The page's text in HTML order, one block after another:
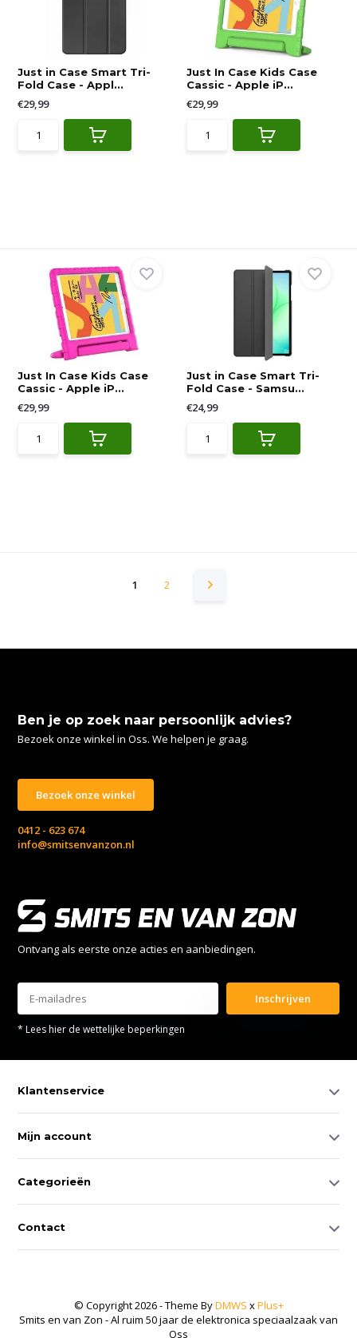
Just in Case Smart Tri-
Fold Case - Appl...
€29,99
Just In Case Kids Case
Cassic - Apple iP...
€29,99
Just In Case Kids Case
Cassic - Apple iP...
€29,99
Just in Case Smart Tri-
Fold Case - Samsu...
€24,99
1 2
Ben je op zoek naar persoonlijk advies?
Bezoek onze winkel in Oss. We helpen je graag.
Bezoek onze winkel
0412 - 623 674
info@smitsenvanzon.nl
Ontvang als eerste onze acties en aanbiedingen.
Inschrijven
* Lees hier de wettelijke beperkingen
Klantenservice
Mijn account
Categorieën
Contact
© Copyright 2026 - Theme ByDMWS xPlus+
Smits en van Zon - Al ruim 50 jaar de elektronica speciaalzaak van
Oss